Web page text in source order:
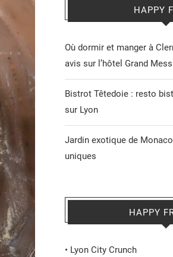
HAPPY
Où dormir et manger à
avis sur l’hôtel Grand Mess
Bistrot Têtedoie : resto
sur Lyon
Jardin exotique de
uniques
HAPPY
• Lyon City Crunch